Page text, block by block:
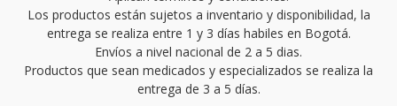
Los productos están sujetos a inventario y disponibilidad, la
entrega se realiza entre 1 y 3 días habiles en Bogotá.
Envíos a nivel nacional de 2 a 5 dias.
Productos que sean medicados y especializados se realiza la
entrega de 3 a 5 días.